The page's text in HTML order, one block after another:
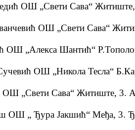
ОШ „Свети Сава“
ОШ „Свети Сава“
„Алекса Шантић“
ОШ „Никола Тесла“
„Свети Сава“ Житиште, 3.
ОШ „ Ђура Јакшић“ Међа, 3.